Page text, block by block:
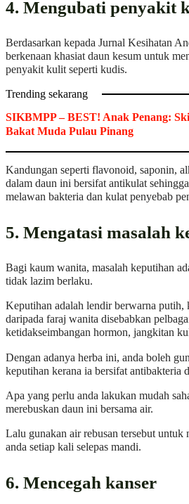
4. Mengubati penyakit
Berdasarkan kepada Jurnal Kesihatan
berkenaan khasiat daun kesum untuk
penyakit kulit seperti kudis.
Trending sekarang
SIKBMPP – BEST! Anak Penang:
Bakat Muda Pulau Pinang
Kandungan seperti flavonoid, saponin,
dalam daun ini bersifat antikulat
melawan bakteria dan kulat penyebab
5. Mengatasi masalah
Bagi kaum wanita, masalah keputihan
tidak lazim berlaku.
Keputihan adalah lendir berwarna putih,
daripada faraj wanita disebabkan
ketidakseimbangan hormon, jangkitan
Dengan adanya herba ini, anda boleh
keputihan kerana ia bersifat antibakteria
Apa yang perlu anda lakukan mudah
merebuskan daun ini bersama air.
Lalu gunakan air rebusan tersebut untuk
anda setiap kali selepas mandi.
6. Mencegah kanser